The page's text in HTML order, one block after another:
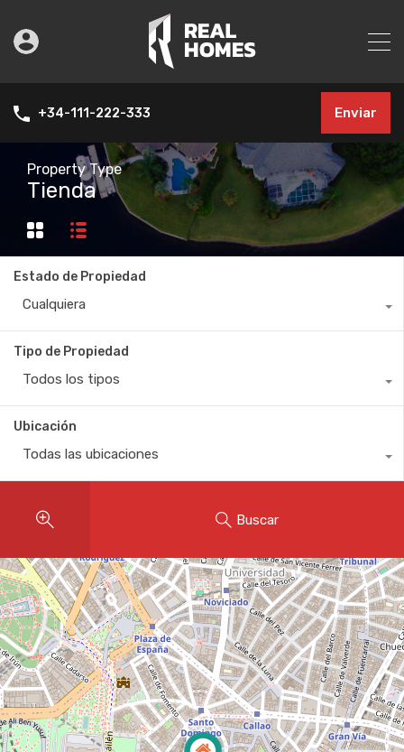
+34-111-222-333 Enviar
Property Type
Tienda
Estado de Propiedad
Cualquiera
Tipo de Propiedad
Todos los tipos
Ubicación
Todas las ubicaciones
Buscar